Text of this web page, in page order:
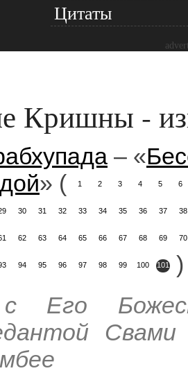
Цитаты
Кришны -
– «
» ( 1 2 3 4 5 6
30 31 32 33 34 35 36 37 38
62 63 64 65 66 67 68 69 70
94 95 96 97 98 99 100 101
)
с Его